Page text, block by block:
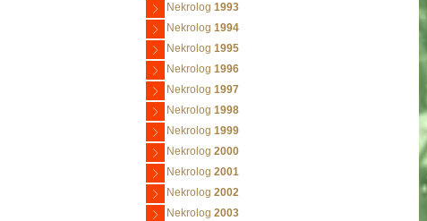
Nekrolog 1993
Nekrolog 1994
Nekrolog 1995
Nekrolog 1996
Nekrolog 1997
Nekrolog 1998
Nekrolog 1999
Nekrolog 2000
Nekrolog 2001
Nekrolog 2002
Nekrolog 2003